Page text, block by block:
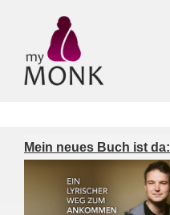
Mein neues Buch ist da: